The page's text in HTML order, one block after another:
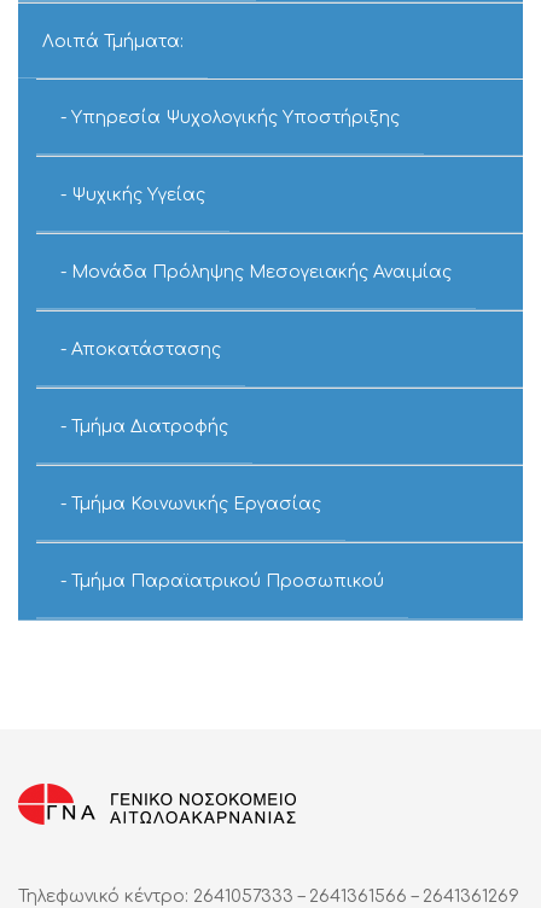
Λοιπά Τμήματα:
Υπηρεσία Ψυχολογικής Υποστήριξης
Ψυχικής Υγείας
Μονάδα Πρόληψης Μεσογειακής Αναιμίας
Αποκατάστασης
Τμήμα Διατροφής
Τμήμα Κοινωνικής Εργασίας
Τμήμα Παραϊατρικού Προσωπικού
Τηλεφωνικό κέντρο: 2641057333 – 2641361566 – 2641361269